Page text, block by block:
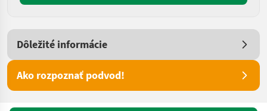
Dôležité informácie
Ako rozpoznať podvod!